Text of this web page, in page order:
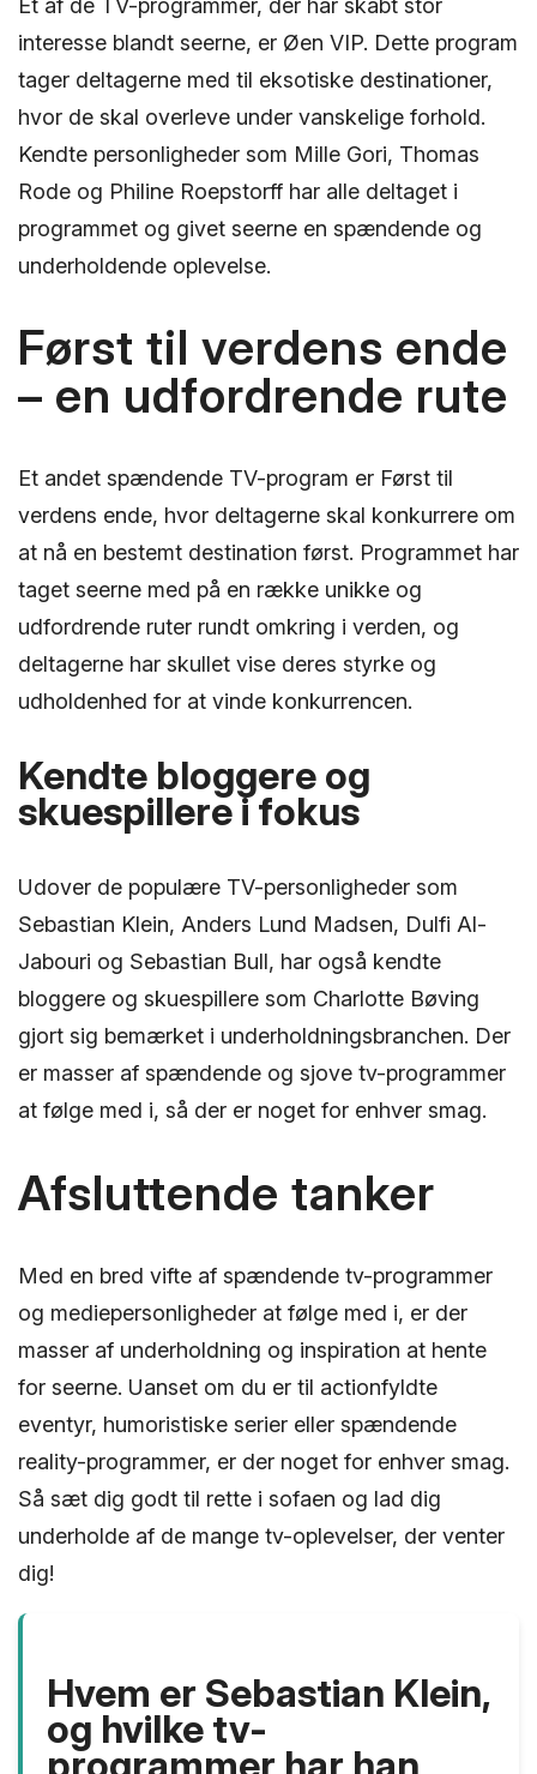
Et af de TV-programmer, der har skabt stor
interesse blandt seerne, er Øen VIP. Dette program
tager deltagerne med til eksotiske destinationer,
hvor de skal overleve under vanskelige forhold.
Kendte personligheder som Mille Gori, Thomas
Rode og Philine Roepstorff har alle deltaget i
programmet og givet seerne en spændende og
underholdende oplevelse.
Først til verdens ende
– en udfordrende rute
Et andet spændende TV-program er Først til
verdens ende, hvor deltagerne skal konkurrere om
at nå en bestemt destination først. Programmet har
taget seerne med på en række unikke og
udfordrende ruter rundt omkring i verden, og
deltagerne har skullet vise deres styrke og
udholdenhed for at vinde konkurrencen.
Kendte bloggere og
skuespillere i fokus
Udover de populære TV-personligheder som
Sebastian Klein, Anders Lund Madsen, Dulfi Al-
Jabouri og Sebastian Bull, har også kendte
bloggere og skuespillere som Charlotte Bøving
gjort sig bemærket i underholdningsbranchen. Der
er masser af spændende og sjove tv-programmer
at følge med i, så der er noget for enhver smag.
Afsluttende tanker
Med en bred vifte af spændende tv-programmer
og mediepersonligheder at følge med i, er der
masser af underholdning og inspiration at hente
for seerne. Uanset om du er til actionfyldte
eventyr, humoristiske serier eller spændende
reality-programmer, er der noget for enhver smag.
Så sæt dig godt til rette i sofaen og lad dig
underholde af de mange tv-oplevelser, der venter
dig!
Hvem er Sebastian Klein,
og hvilke tv-